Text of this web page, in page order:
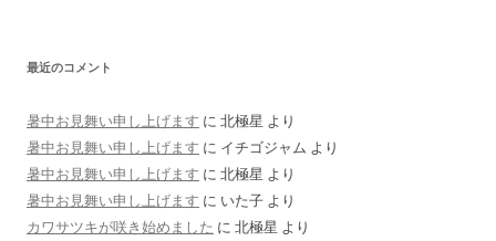
最近のコメント
暑中お見舞い申し上げます に 北極星 より
暑中お見舞い申し上げます に イチゴジャム より
暑中お見舞い申し上げます に 北極星 より
暑中お見舞い申し上げます に いた子 より
カワサツキが咲き始めました に 北極星 より